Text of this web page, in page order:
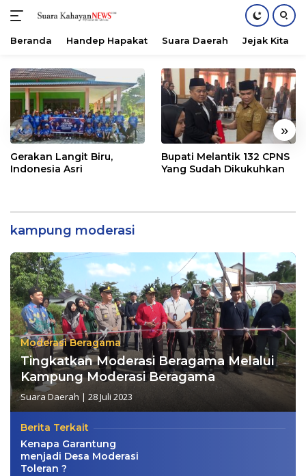
konten
Beranda Handep Hapakat Suara Daerah Jejak Kita
« »
Gerakan Langit Biru,
Indonesia Asri
Bupati Melantik 132 CPNS
Yang Sudah Dikukuhkan
kampung moderasi
Moderasi Beragama
Tingkatkan Moderasi Beragama Melalui
Kampung Moderasi Beragama
Suara Daerah| 28 Juli 2023
Berita Terkait
Kenapa Garantung
menjadi Desa Moderasi
Toleran ?